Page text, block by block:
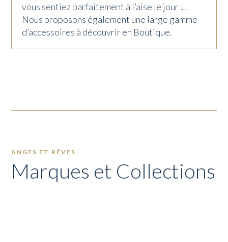
vous sentiez parfaitement à l’aise le jour J.
Nous proposons également une large gamme
d’accessoires à découvrir en Boutique.
ANGES ET RÊVES
Marques et Collections